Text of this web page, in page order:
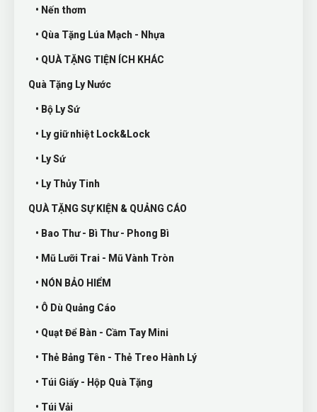
• Nến thơm
• Qùa Tặng Lúa Mạch - Nhựa
• QUÀ TẶNG TIỆN ÍCH KHÁC
Quà Tặng Ly Nước
• Bộ Ly Sứ
• Ly giữ nhiệt Lock&Lock
• Ly Sứ
• Ly Thủy Tinh
QUÀ TẶNG SỰ KIỆN & QUẢNG CÁO
• Bao Thư - Bì Thư - Phong Bì
• Mũ Lưỡi Trai - Mũ Vành Tròn
• NÓN BẢO HIỂM
• Ô Dù Quảng Cáo
• Quạt Để Bàn - Cầm Tay Mini
• Thẻ Bảng Tên - Thẻ Treo Hành Lý
• Túi Giấy - Hộp Quà Tặng
• Túi Vải